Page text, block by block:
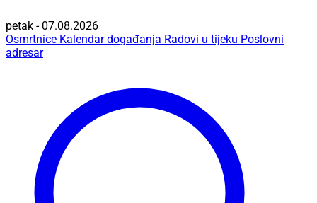
petak - 07.08.2026
Osmrtnice Kalendar događanja Radovi u tijeku Poslovni
adresar